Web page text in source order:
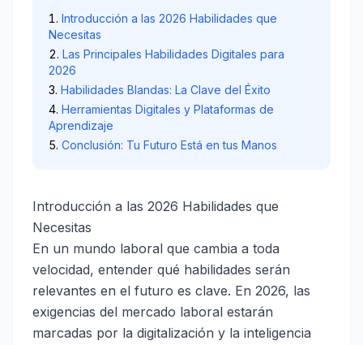
Introducción a las 2026 Habilidades que
Necesitas
Las Principales Habilidades Digitales para
2026
Habilidades Blandas: La Clave del Éxito
Herramientas Digitales y Plataformas de
Aprendizaje
Conclusión: Tu Futuro Está en tus Manos
Introducción a las 2026 Habilidades que
Necesitas
En un mundo laboral que cambia a toda
velocidad, entender qué habilidades serán
relevantes en el futuro es clave. En 2026, las
exigencias del mercado laboral estarán
marcadas por la digitalización y la inteligencia